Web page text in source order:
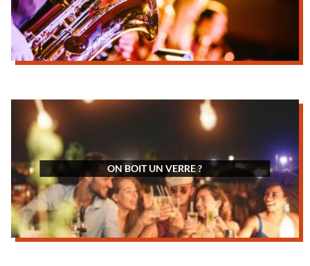
ON BOIT UN VERRE ?